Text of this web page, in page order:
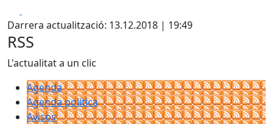
Darrera actualització: 13.12.2018 | 19:49
RSS
L'actualitat a un clic
Agenda
Agenda política
Avisos